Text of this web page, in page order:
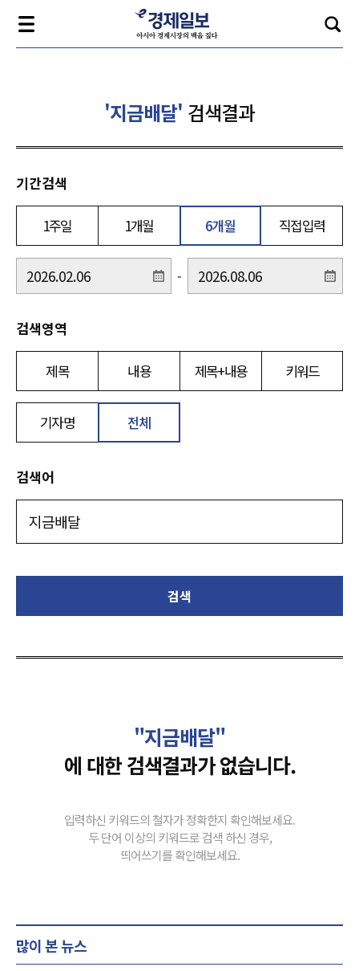
'지금배달' 검색결과
기간검색
1주일 1개월 6개월 직접입력
-
검색영역
제목 내용 제목+내용 키워드
기자명 전체
검색어
검색
"지금배달"
에 대한 검색결과가 없습니다.
입력하신 키워드의 철자가 정확한지 확인해보세요.
두 단어 이상의 키워드로 검색 하신 경우,
띄어쓰기를 확인해보세요.
많이 본 뉴스